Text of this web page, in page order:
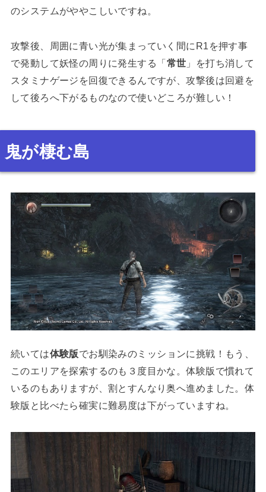
のシステムがややこしいですね。
攻撃後、周囲に青い光が集まっていく間にR1を押す事
で発動して妖怪の周りに発生する「常世 」を打ち消して
スタミナゲージを回復できるんですが、攻撃後は回避を
して後ろへ下がるものなので使いどころが難しい！
鬼が棲む島
続いては体験版でお馴染みのミッションに挑戦！もう、
このエリアを探索するのも３度目かな。体験版で慣れて
いるのもありますが、割とすんなり奥へ進めました。体
験版と比べたら確実に難易度は下がっていますね。